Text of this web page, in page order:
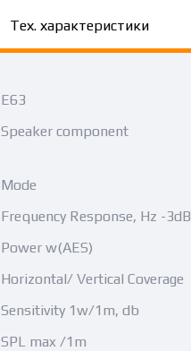
Тех. характеристики
E63
Speaker component
Mode
Frequency Response, Hz -3dB
Power w(AES)
Horizontal/ Vertical Coverage
Sensitivity 1w/1m, db
SPL max /1m